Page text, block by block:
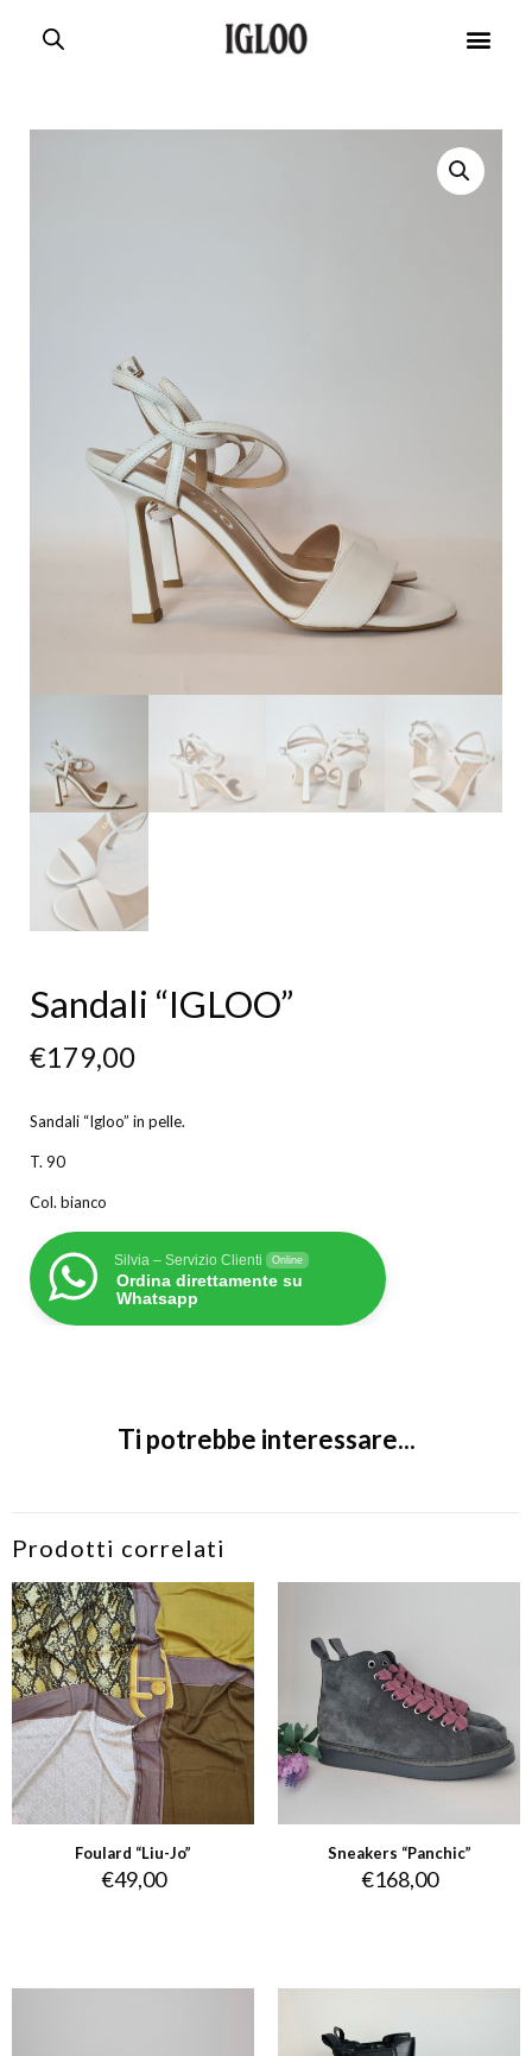
Sandali “IGLOO”
€179,00
Sandali “Igloo” in pelle.
T. 90
Col. bianco
Silvia – Servizio Clienti Online
Ordina direttamente su
Whatsapp
Ti potrebbe interessare...
Prodotti correlati
Foulard “Liu-Jo”
€49,00
Sneakers “Panchic”
€168,00